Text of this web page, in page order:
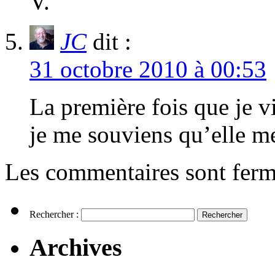
JC dit :
31 octobre 2010 à 00:53
La première fois que je
je me souviens qu’elle
Les commentaires sont
Rechercher :
Archives